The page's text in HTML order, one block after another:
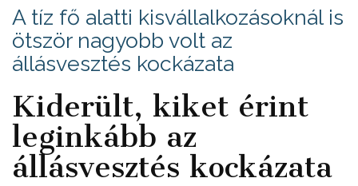
A tíz fő alatti kisvállalkozásoknál is
ötször nagyobb volt az
állásvesztés kockázata
Kiderült, kiket érint
leginkább az
állásvesztés kockázata